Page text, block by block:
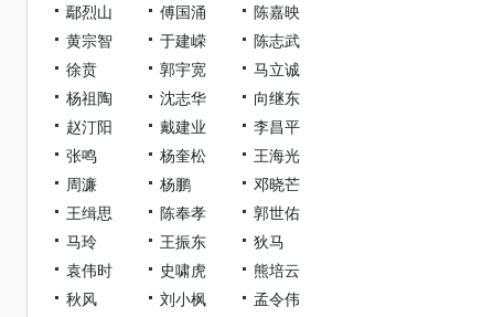
鄢烈山
傅国涌
陈嘉映
黄宗智
于建嵘
陈志武
徐贲
郭宇宽
马立诚
杨祖陶
沈志华
向继东
赵汀阳
戴建业
李昌平
张鸣
杨奎松
王海光
周濂
杨鹏
邓晓芒
王缉思
陈奉孝
郭世佑
马玲
王振东
狄马
袁伟时
史啸虎
熊培云
秋风
刘小枫
孟令伟